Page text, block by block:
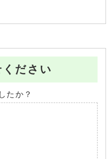
ださい
たか？